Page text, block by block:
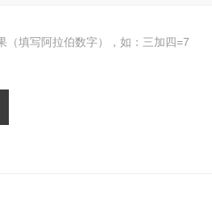
（填写阿拉伯数字），如：三加四=7